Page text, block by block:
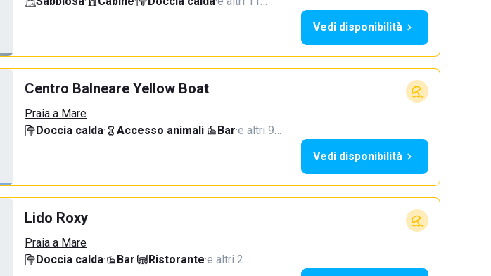
Vedi disponibilità
Centro Balneare Yellow Boat
Praia a Mare
Doccia calda· Accesso animali· Bar·e altri 9…
Vedi disponibilità
Lido Roxy
Praia a Mare
Doccia calda· Bar· Ristorante·e altri 2…